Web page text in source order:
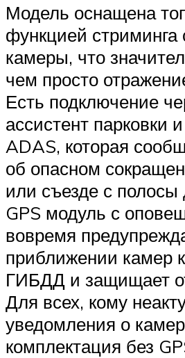
Модель оснащена
функцией стриминга
камеры, что
чем просто
Есть подключение
ассистент парковки
ADAS, которая
об опасном
или съезде с
GPS модуль с
вовремя
приближении камер
ГИБДД и защищает
Для всех, кому
уведомления о
комплектация без